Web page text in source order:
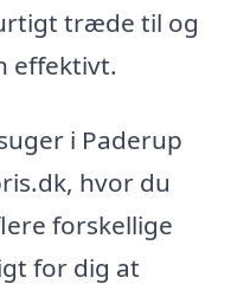
træde til og
effektivt.
i Paderup
hvor du
forskellige
for dig at